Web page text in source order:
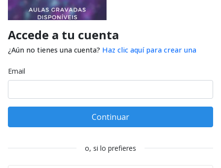
Accede a tu cuenta
¿Aún no tienes una cuenta? Haz clic aquí para crear una
Email
Continuar
o, si lo prefieres